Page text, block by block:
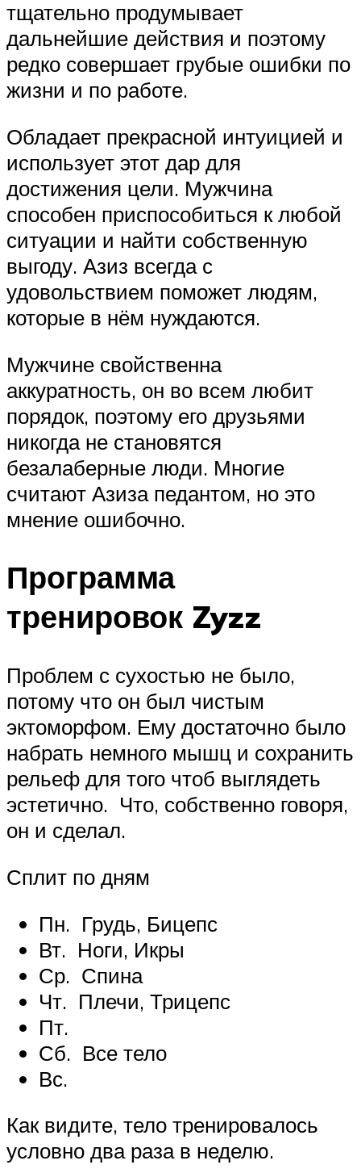
тщательно продумывает
дальнейшие действия и поэтому
редко совершает грубые ошибки по
жизни и по работе.
Обладает прекрасной интуицией и
использует этот дар для
достижения цели. Мужчина
способен приспособиться к любой
ситуации и найти собственную
выгоду. Азиз всегда с
удовольствием поможет людям,
которые в нём нуждаются.
Мужчине свойственна
аккуратность, он во всем любит
порядок, поэтому его друзьями
никогда не становятся
безалаберные люди. Многие
считают Азиза педантом, но это
мнение ошибочно.
Программа
тренировок Zyzz
Проблем с сухостью не было,
потому что он был чистым
эктоморфом. Ему достаточно было
набрать немного мышц и сохранить
рельеф для того чтоб выглядеть
эстетично. Что, собственно говоря,
он и сделал.
Сплит по дням
Пн. Грудь, Бицепс
Вт. Ноги, Икры
Ср. Спина
Чт. Плечи, Трицепс
Пт.
Сб. Все тело
Вс.
Как видите, тело тренировалось
условно два раза в неделю.